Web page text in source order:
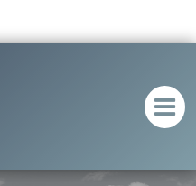
รดําเนินงาน